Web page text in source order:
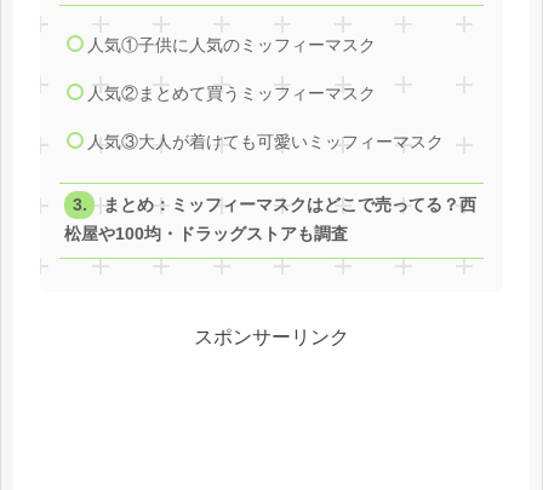
人気①子供に人気のミッフィーマスク
人気②まとめて買うミッフィーマスク
人気③大人が着けても可愛いミッフィーマスク
まとめ：ミッフィーマスクはどこで売ってる？西
松屋や100均・ドラッグストアも調査
スポンサーリンク